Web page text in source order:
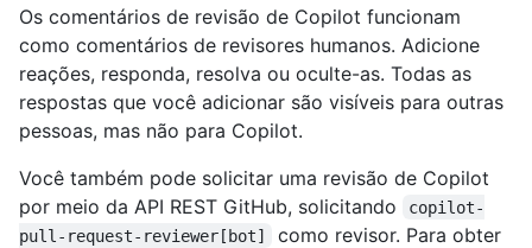
Os comentários de revisão de Copilot funcionam
como comentários de revisores humanos. Adicione
reações, responda, resolva ou oculte-as. Todas as
respostas que você adicionar são visíveis para outras
pessoas, mas não para Copilot.
Você também pode solicitar uma revisão de Copilot
por meio da API REST GitHub, solicitando
copilot-
pull-request-reviewer[bot]
como revisor. Para obter